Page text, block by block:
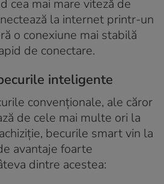
cea mai mare viteză de
la internet printr-un
o conexiune mai stabilă
de conectare.
inteligente
convenționale, ale căror
de cele mai multe ori la
becurile smart vin la
avantaje foarte
dintre acestea: